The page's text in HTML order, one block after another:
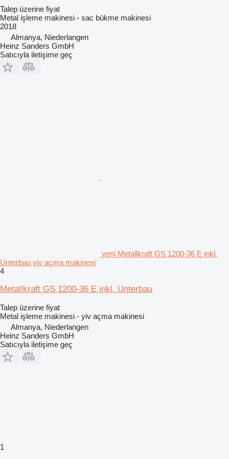
Talep üzerine fiyat
Metal işleme makinesi - sac bükme makinesi
2018
Almanya, Niederlangen
Heinz Sanders GmbH
Satıcıyla iletişime geç
yeni Metallkraft GS 1200-36 E inkl.
Unterbau yiv açma makinesi
4
Metallkraft GS 1200-36 E inkl. Unterbau
Talep üzerine fiyat
Metal işleme makinesi - yiv açma makinesi
Almanya, Niederlangen
Heinz Sanders GmbH
Satıcıyla iletişime geç
1